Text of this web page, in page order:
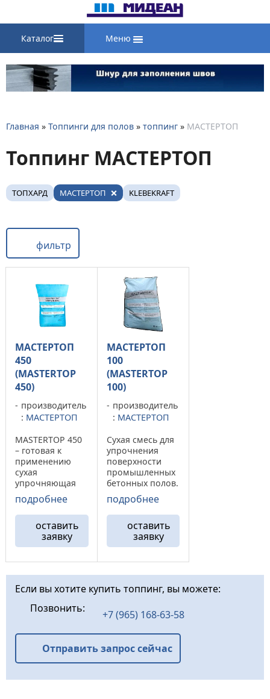
Каталог Меню
Главная » Топпинги для полов » топпинг » МАСТЕРТОП
Топпинг МАСТЕРТОП
ТОПХАРД МАСТЕРТОП KLEBEKRAFT
фильтр
МАСТЕРТОП
450
(MASTERTOP
450)
производитель
: МАСТЕРТОП
MASTERTOP 450
– готовая к
применению
сухая
упрочняющая
смесь на основе
высокоактивног
о
портландцемент
а и специально
подобранных
ПРИМНЕНИЯ
MASTERTOP 450
(Мастертоп 450)
для упрочнения
поверхности ...
подробнее
оставить
заявку
МАСТЕРТОП
100
(MASTERTOP
100)
производитель
: МАСТЕРТОП
Сухая смесь для
упрочнения
поверхности
промышленных
бетонных полов.
ОПИСАНИЕ
MASTERTOP 100
– готовая к
применению
упрочняющая
портландцемент
подобранных
кварцевых
заполнителей.
ОБЛАСТЬ
ПРИМНЕНИЯ ...
подробнее
оставить
заявку
Если вы хотите купить топпинг, вы можете:
Позвонить:
+7 (965) 168-63-58
Отправить запрос сейчас